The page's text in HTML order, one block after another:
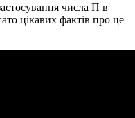
числа П в
цікавих фактів про це